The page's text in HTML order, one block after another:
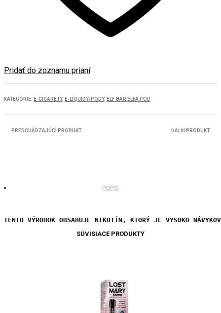
Pridať do zoznamu prianí
KATEGÓRIE: E-CIGARETY, E-LIQUIDY/PODY, ELF BAR ELFA POD
PREDCHÁDZAJÚCI PRODUKT ĎAĽŠI PRODUKT
POPIS
TENTO VÝROBOK OBSAHUJE NIKOTÍN, KTORÝ JE VYSOKO
SÚVISIACE PRODUKTY